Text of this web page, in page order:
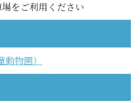
をご利用ください
物園）